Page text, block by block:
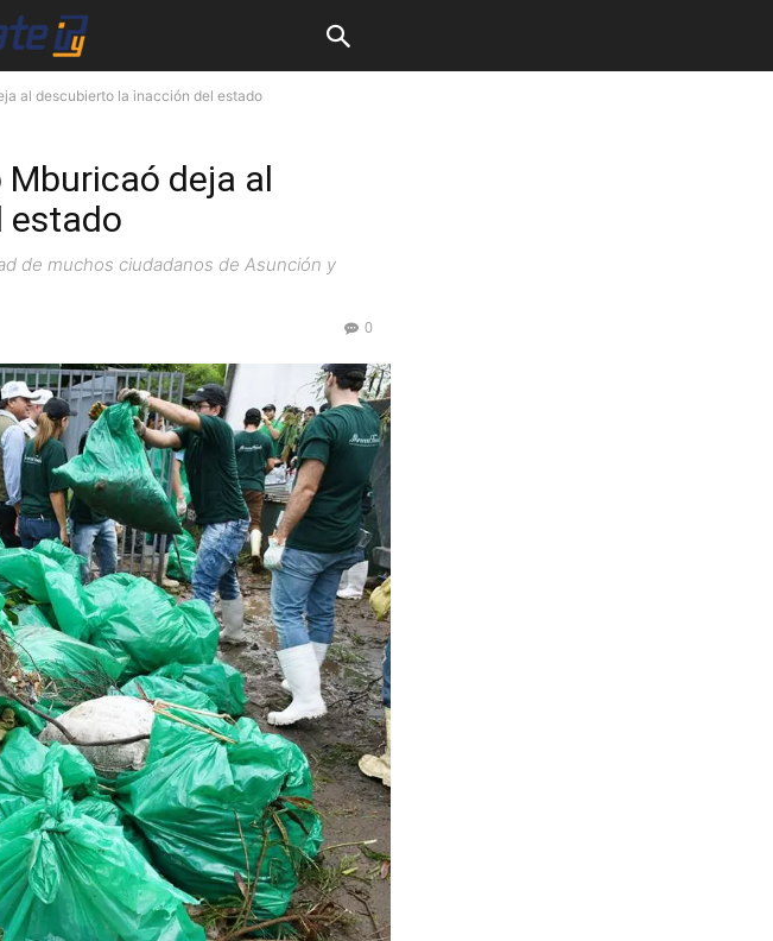
al descubierto la inacción del estado
deja al
estado
de muchos ciudadanos de Asunción y
0